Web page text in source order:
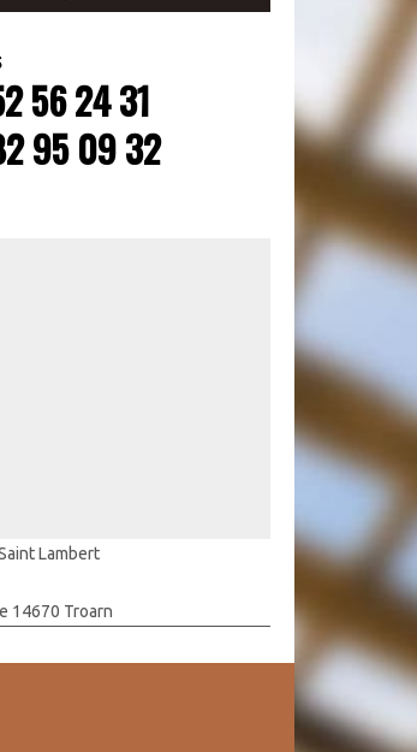
56 24 31
95 09 32
Lambert
14670 Troarn